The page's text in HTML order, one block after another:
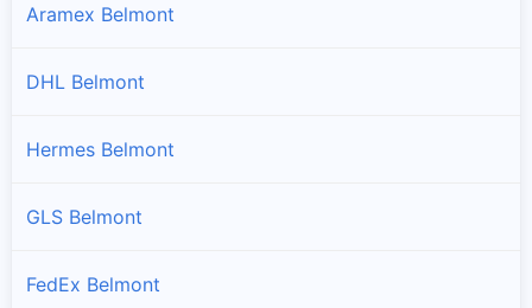
Aramex Belmont
DHL Belmont
Hermes Belmont
GLS Belmont
FedEx Belmont